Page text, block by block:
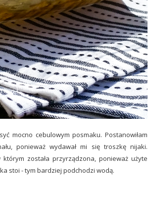
mocno cebulowym posmaku. Postanowiłam
ponieważ wydawał mi się troszkę nijaki.
została przyrządzona, ponieważ użyte
stoi - tym bardziej podchodzi wodą.